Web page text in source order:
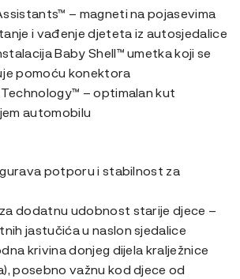
– magneti na pojasevima
i vađenje djeteta iz autosjedalice
Baby Shell™ umetka koji se
pomoću konektora
– optimalan kut
automobilu
potporu i stabilnost za
dodatnu udobnost starije djece –
jastučića u naslon sjedalice
krivina donjeg dijela kralježnice
posebno važnu kod djece od